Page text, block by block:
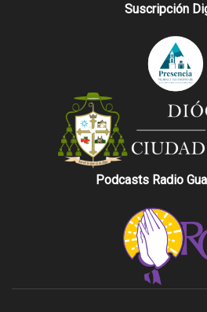
Suscripción
Podcasts Radio